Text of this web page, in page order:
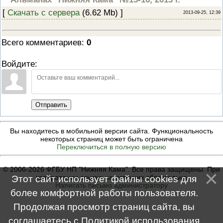
ПРОВЕРОЧНЫЙ ЛИСТ,
ПРИМЕНЯЕМЫЙ ПРИ
ГОСУДАРСТВЕННОГО
ОБЛАСТИ ОХРАНЫ И
РИСКОВ ПРИЧИНЕНИЯ
МЕРОПРИЯТИЙ
СВЕДЕНИЙ, КОТОРЫЕ МОГУТ
ЗАПРАШИВАТЬСЯ
(НАДЗОРНЫМ) ОРГАНОМ У
КОНТРОЛИРУЕМОГО ЛИЦА
[ Скачать с сервера(6.62 Mb) ] 2013-09-25, 12:39
Всего комментариев: 0
Войдите:
Отправить
Вы находитесь в мобильной версии сайта. Функциональность
некоторых страниц может быть ограничена
Переключиться в полную версию
© 2006-2026 ФГБУ НП "Нижняя Кама". Все права защищены. При
копировании ссылка на источник обязательна
Написать письмо администратору
Этот сайт использует файлы cookies для
более комфортной работы пользователя.
Продолжая просмотр страниц сайта, вы
соглашаетесь с Политикой использования